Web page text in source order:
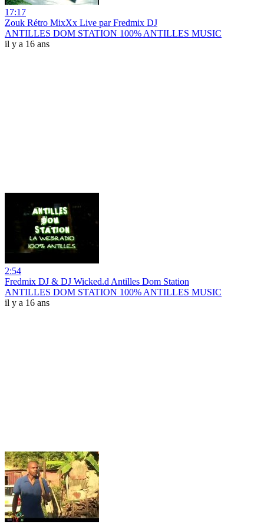
17:17
Zouk Rétro MixXx Live par Fredmix DJ
ANTILLES DOM STATION 100% ANTILLES MUSIC
il y a 16 ans
2:54
Fredmix DJ & DJ Wicked.d Antilles Dom Station
ANTILLES DOM STATION 100% ANTILLES MUSIC
il y a 16 ans